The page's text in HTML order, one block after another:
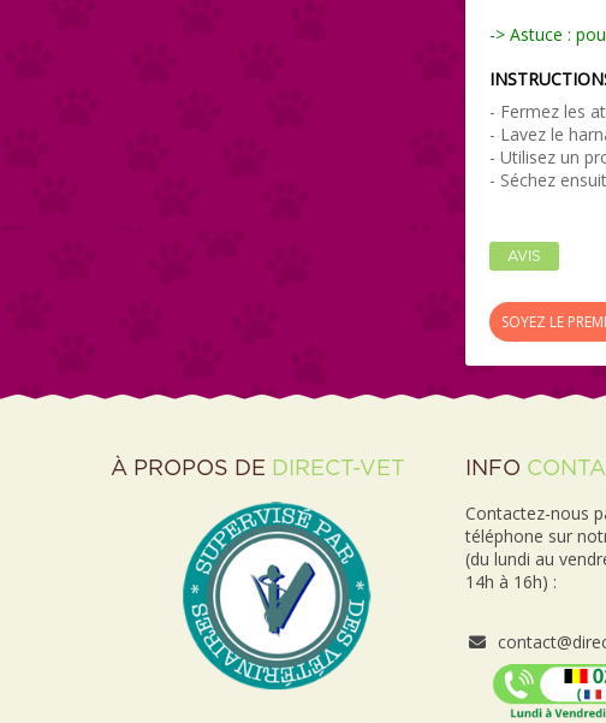
-> Astuce :
- Fermez les
- Lavez le
- Utilisez un
- Séchez
AVIS
SOYEZ LE
À PROPOS DE DIRECT-VET INFO
Contactez-nous
téléphone sur
(du lundi au
14h à 16h) :